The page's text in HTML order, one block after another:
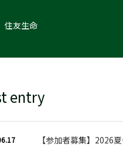
住友生命
entry
【参加者募集】2026